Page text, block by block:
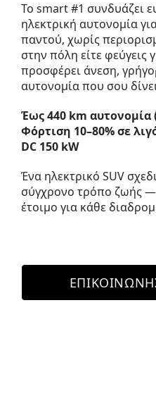
Το smart #1 συνδυάζει
ηλεκτρική αυτονομία
παντού, χωρίς
στην πόλη είτε φεύγεις
προσφέρει άνεση,
αυτονομία που σου
Έως 440 km αυτονομία
Φόρτιση 10–80% σε
DC 150 kW
Ένα ηλεκτρικό SUV
σύγχρονο τρόπο ζωής
έτοιμο για κάθε